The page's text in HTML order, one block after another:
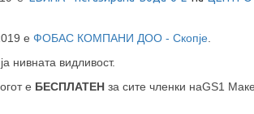
е ФОБАС КОМПАНИ ДОО - Скопје
нивната видливост.
е БЕСПЛАТЕН за сите членки наGS1